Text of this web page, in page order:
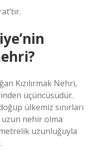
Kızılırmak Nehri,
üçüncüsüdür.
ülkemiz sınırları
nehir olma
uzunluğuyla